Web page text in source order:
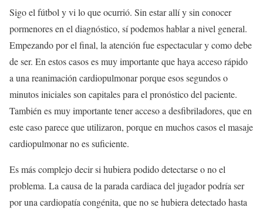
Sigo el fútbol y vi lo que ocurrió. Sin estar allí y sin conocer
pormenores en el diagnóstico, sí podemos hablar a nivel general.
Empezando por el final, la atención fue espectacular y como debe
de ser. En estos casos es muy importante que haya acceso rápido
a una reanimación cardiopulmonar porque esos segundos o
minutos iniciales son capitales para el pronóstico del paciente.
También es muy importante tener acceso a desfibriladores, que en
este caso parece que utilizaron, porque en muchos casos el masaje
cardiopulmonar no es suficiente.
Es más complejo decir si hubiera podido detectarse o no el
problema. La causa de la parada cardiaca del jugador podría ser
por una cardiopatía congénita, que no se hubiera detectado hasta